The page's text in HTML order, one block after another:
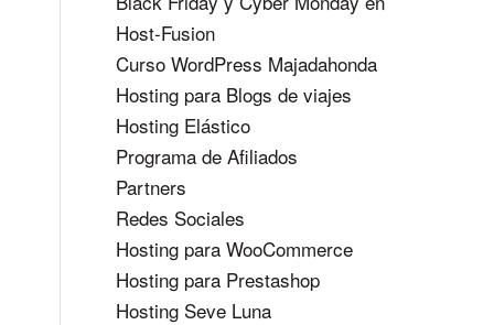
Host-Fusion
Curso WordPress Majadahonda
Hosting para Blogs de viajes
Hosting Elástico
Programa de Afiliados
Partners
Redes Sociales
Hosting para WooCommerce
Hosting para Prestashop
Hosting Seve Luna